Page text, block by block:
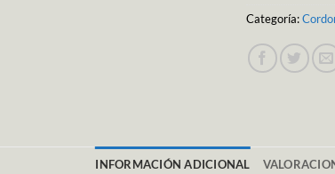
Categoría:
INFORMACIÓN ADICIONAL